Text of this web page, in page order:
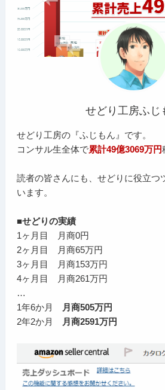
せどり工房ふじ
せどり工房の『ふじもん』です。
コンサル生全体で累計49億3069万円
読者の皆さんにも、せどりに役立つ
います。
■せどりの実績
1ヶ月目 月商0円
2ヶ月目 月商65万円
3ヶ月目 月商153万円
4ヶ月目 月商261万円
…
1年6か月
月商505万円
2年2か月
月商2591万円